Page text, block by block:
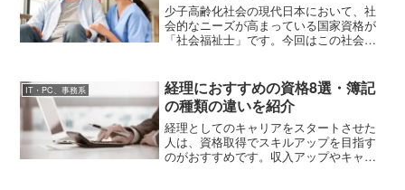
少子高齢化社会の現代日本において、社
会的なニーズが高まっている国家資格が
「社会福祉士」です。今回はこの社会福
ットなどをお伝えしていきます。
IT・PC、事務系
経理におすすめの資格8選・簿記
の種類の違いを紹介
経理としてのキャリアをスタートさせた
人は、資格取得でスキルアップを目指す
のがおすすめです。収入アップやキャリ